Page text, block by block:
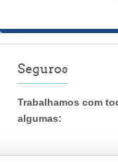
Seguros
Trabalhamos com
algumas: